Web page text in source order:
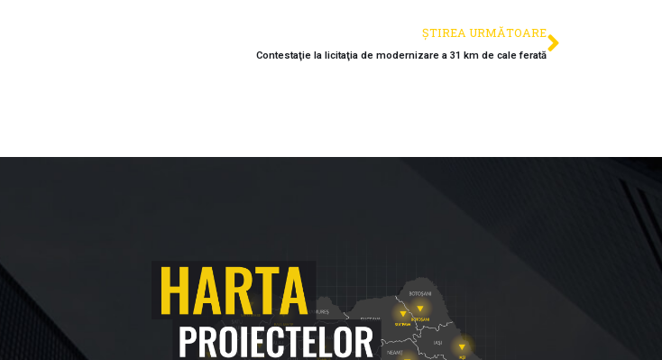
ȘTIREA URMĂTOARE
Contestaţie la licitaţia de modernizare a 31 km de cale ferată